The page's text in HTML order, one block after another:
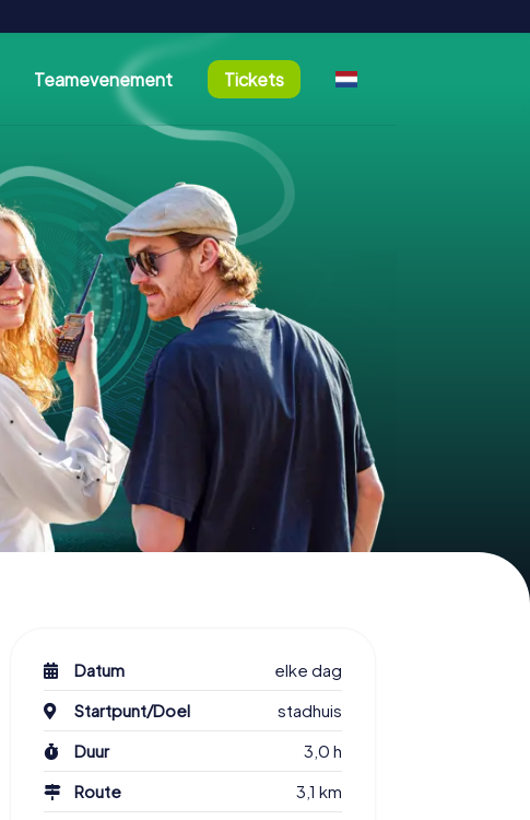
Teamevenement Tickets
Datum
elke dag
Startpunt/Doel
stadhuis
Duur
3,0 h
Route
3,1 km